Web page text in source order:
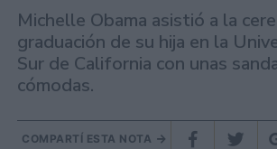
Michelle Obama asistió a la
graduación de su hija en la
Sur de California con unas
cómodas.
COMPARTÍ ESTA NOTA